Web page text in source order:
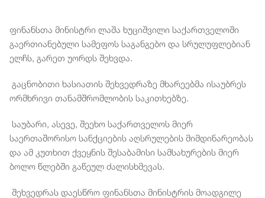
ფინანსთა მინისტრი ლაშა ხუციშვილი საქართველოში
გაერთიანებული სამეფოს საგანგებო და სრულუფლებიან
ელჩს, გარეთ უორდს შეხვდა.
გაცნობითი ხასიათის შეხვედრაზე მხარეებმა ისაუბრეს
ორმხრივი თანამშრომლობის საკითხებზე.
საუბარი, ასევე, შეეხო საქართველოს მიერ
საერთაშორისო სანქციების აღსრულების მიმდინარეობას
და ამ კუთხით ქვეყნის შესაბამისი სამსახურების მიერ
ბოლო წლებში გაწეულ ძალისხმევას.
შეხვედრას დაესწრო ფინანსთა მინისტრის მოადგილე